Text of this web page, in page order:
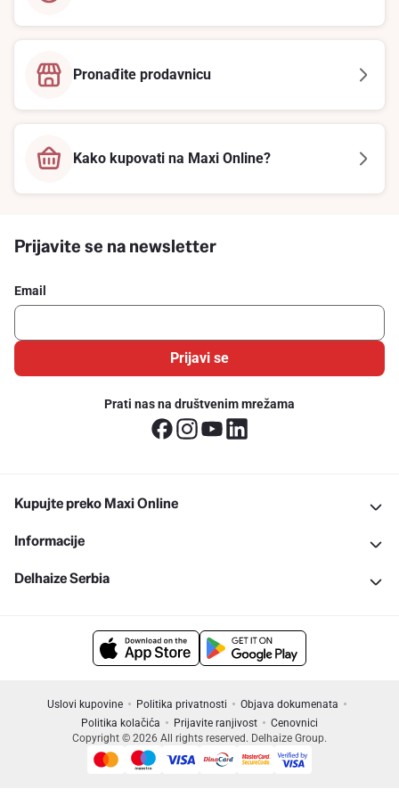
Pronađite prodavnicu
Kako kupovati na Maxi Online?
Prijavite se na newsletter
Email
Prijavi se
Prati nas na društvenim mrežama
Kupujte preko Maxi Online
Informacije
Delhaize Serbia
Uslovi kupovine Politika privatnosti
Objava dokumenata
Politika kolačića
Prijavite ranjivost
Cenovnici
Copyright © 2026 All rights reserved. Delhaize Group.